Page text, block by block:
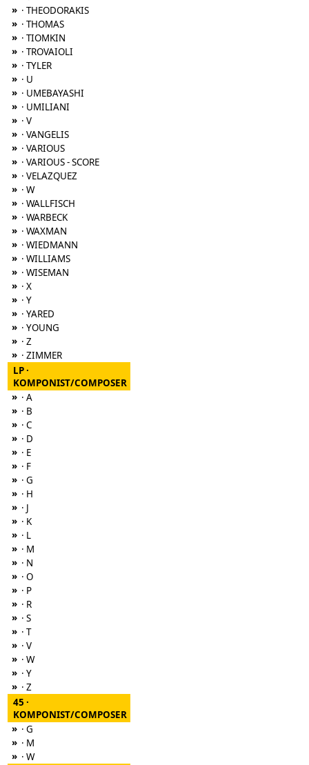
» · THEODORAKIS
» · THOMAS
» · TIOMKIN
» · TROVAIOLI
» · TYLER
» · U
» · UMEBAYASHI
» · UMILIANI
» · V
» · VANGELIS
» · VARIOUS
» · VARIOUS - SCORE
» · VELAZQUEZ
» · W
» · WALLFISCH
» · WARBECK
» · WAXMAN
» · WIEDMANN
» · WILLIAMS
» · WISEMAN
» · X
» · Y
» · YARED
» · YOUNG
» · Z
» · ZIMMER
LP ·
KOMPONIST/COMPOSER
» · A
» · B
» · C
» · D
» · E
» · F
» · G
» · H
» · J
» · K
» · L
» · M
» · N
» · O
» · P
» · R
» · S
» · T
» · V
» · W
» · Y
» · Z
45 ·
KOMPONIST/COMPOSER
» · G
» · M
» · W